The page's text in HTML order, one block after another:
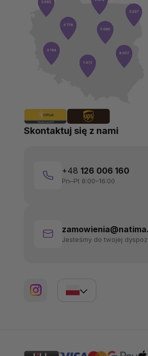
Skontaktuj się z nami
+48 126 006 160
Pn–Pt 8:00–16:00
Jesteśmy do twojej